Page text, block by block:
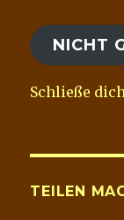
Adresse
NICHT
Schließe
TEILEN